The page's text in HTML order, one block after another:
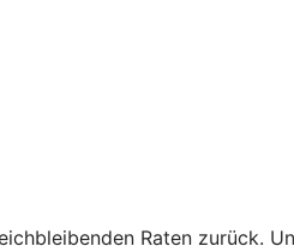
Raten zurück.